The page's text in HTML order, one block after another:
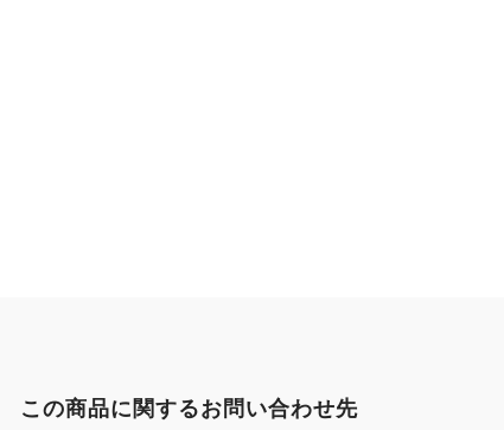
この商品に関するお問い合わせ先